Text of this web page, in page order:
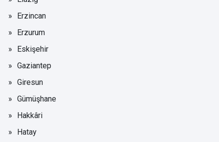
Erzincan
Erzurum
Eskişehir
Gaziantep
Giresun
Gümüşhane
Hakkâri
Hatay